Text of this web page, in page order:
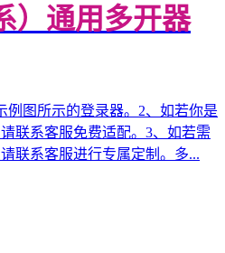
）通用多开器
例图所示的登录器。2、如若你是
联系客服免费适配。3、如若需
联系客服进行专属定制。多...